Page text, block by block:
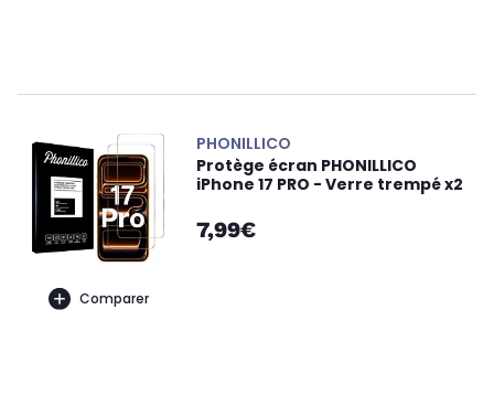
Comparer
PHONILLICO
Protège écran PHONILLICO
iPhone 17 PRO - Verre trempé x2
7,99€